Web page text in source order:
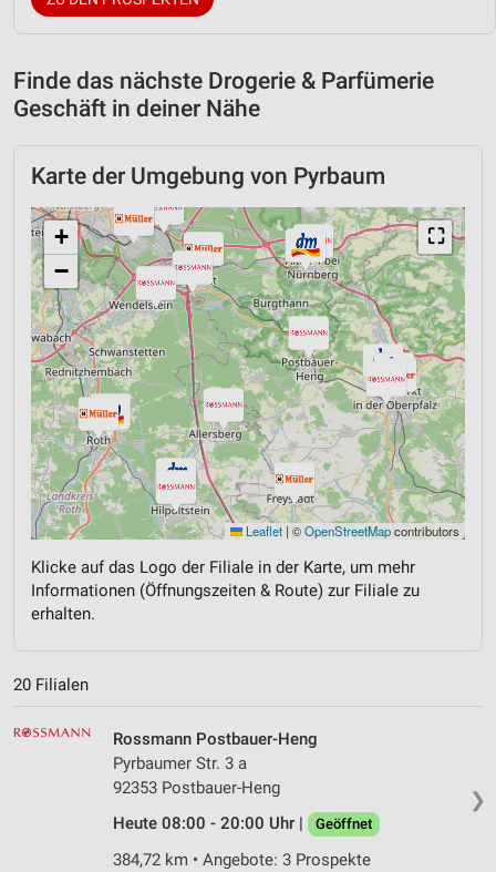
Finde das nächste Drogerie & Parfümerie
Geschäft in deiner Nähe
Karte der Umgebung von Pyrbaum
⛶
+
−
Leaflet | ©OpenStreetMapcontributors
Klicke auf das Logo der Filiale in der Karte, um mehr
Informationen (Öffnungszeiten & Route) zur Filiale zu
erhalten.
20 Filialen
❯
Rossmann Postbauer-Heng
Pyrbaumer Str. 3 a
92353 Postbauer-Heng
Heute 08:00 - 20:00 Uhr |
Geöffnet
384,72 km • Angebote: 3 Prospekte